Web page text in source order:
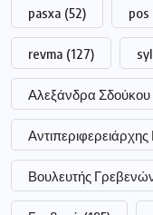
pasxa (52) pos
revma (127)
Αλεξάνδρα Σδούκου
Βουλευτής